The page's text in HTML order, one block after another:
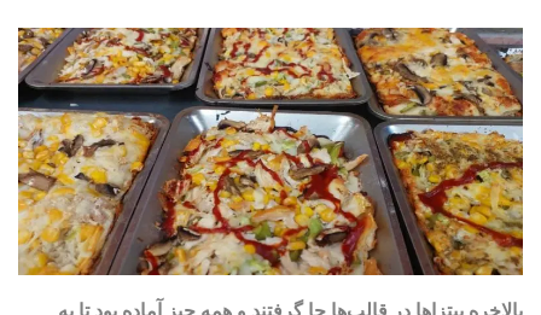
بالاخره پیتزاها در قالب‌ها جا گرفتند و همه چیز آماده بود تا به